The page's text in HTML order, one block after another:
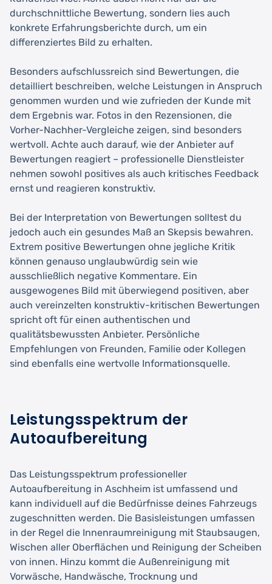
durchschnittliche Bewertung, sondern lies auch
konkrete Erfahrungsberichte durch, um ein
differenziertes Bild zu erhalten.
Besonders aufschlussreich sind Bewertungen, die
detailliert beschreiben, welche Leistungen in Anspruch
genommen wurden und wie zufrieden der Kunde mit
dem Ergebnis war. Fotos in den Rezensionen, die
Vorher-Nachher-Vergleiche zeigen, sind besonders
wertvoll. Achte auch darauf, wie der Anbieter auf
Bewertungen reagiert – professionelle Dienstleister
nehmen sowohl positives als auch kritisches Feedback
ernst und reagieren konstruktiv.
Bei der Interpretation von Bewertungen solltest du
jedoch auch ein gesundes Maß an Skepsis bewahren.
Extrem positive Bewertungen ohne jegliche Kritik
können genauso unglaubwürdig sein wie
ausschließlich negative Kommentare. Ein
ausgewogenes Bild mit überwiegend positiven, aber
auch vereinzelten konstruktiv-kritischen Bewertungen
spricht oft für einen authentischen und
qualitätsbewussten Anbieter. Persönliche
Empfehlungen von Freunden, Familie oder Kollegen
sind ebenfalls eine wertvolle Informationsquelle.
Leistungsspektrum der
Autoaufbereitung
Das Leistungsspektrum professioneller
Autoaufbereitung in Aschheim ist umfassend und
kann individuell auf die Bedürfnisse deines Fahrzeugs
zugeschnitten werden. Die Basisleistungen umfassen
in der Regel die Innenraumreinigung mit Staubsaugen,
Wischen aller Oberflächen und Reinigung der Scheiben
von innen. Hinzu kommt die Außenreinigung mit
Vorwäsche, Handwäsche, Trocknung und